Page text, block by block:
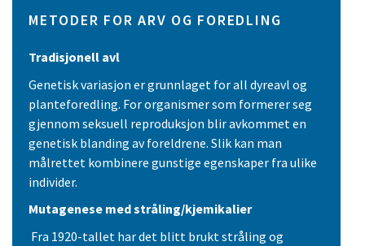
METODER FOR ARV OG FOREDLING
Tradisjonell avl
Genetisk variasjon er grunnlaget for all dyreavl og
planteforedling. For organismer som formerer seg
gjennom seksuell reproduksjon blir avkommet en
genetisk blanding av foreldrene. Slik kan man
målrettet kombinere gunstige egenskaper fra ulike
individer.
Mutagenese med stråling/kjemikalier
Fra 1920-tallet har det blitt brukt stråling og